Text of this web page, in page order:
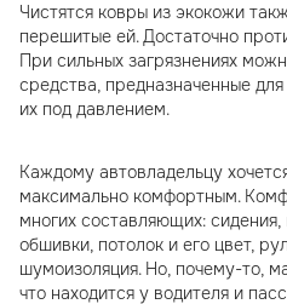
Чистятся ковры из экокожи
перешитые ей. Достаточно
При сильных загрязнениях
средства, предназначенные
их под давлением.
Каждому автовладельцу
максимально комфортным.
многих составляющих:
обшивки, потолок и его цвет,
шумоизоляция. Но, почему-то,
что находится у водителя и